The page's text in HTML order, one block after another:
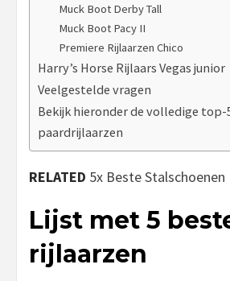
Muck Boot Derby Tall
Muck Boot Pacy II
Premiere Rijlaarzen Chico
Harry’s Horse Rijlaars Vegas junior
Veelgestelde vragen
Bekijk hieronder de volledige top-
paardrijlaarzen
RELATED 5x Beste Stalschoenen
Lijst met 5
rijlaarzen